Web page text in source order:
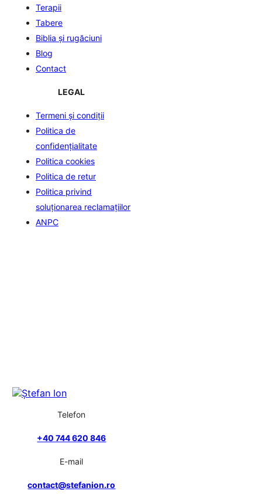
Terapii
Tabere
Biblia şi rugăciuni
Blog
Contact
LEGAL
Termeni și condiții
Politica de
confidenţialitate
Politica cookies
Politica de retur
Politica privind
soluționarea reclamațiilor
ANPC
Telefon
+40 744 620 846
E-mail
contact@stefanion.ro